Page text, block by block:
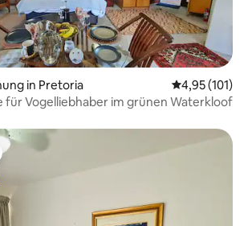
in Pretoria
4,95 (101)
Vogelliebhaber im grünen Waterkloof